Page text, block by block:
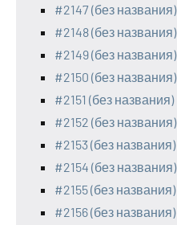
#2147 (без названия)
#2148 (без названия)
#2149 (без названия)
#2150 (без названия)
#2151 (без названия)
#2152 (без названия)
#2153 (без названия)
#2154 (без названия)
#2155 (без названия)
#2156 (без названия)